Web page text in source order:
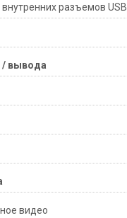
разъемов USB
/ вывода
видео